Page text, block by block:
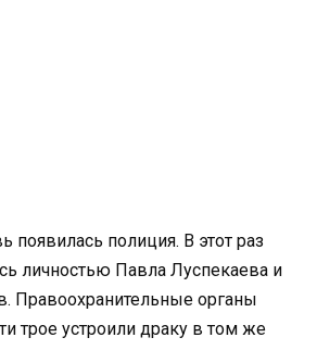
появилась полиция. В этот раз
личностью Павла Луспекаева и
Правоохранительные органы
трое устроили драку в том же